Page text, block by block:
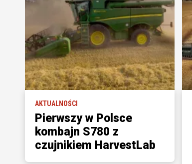
AKTUALNOŚCI
Pierwszy w Polsce
kombajn S780 z
czujnikiem HarvestLab